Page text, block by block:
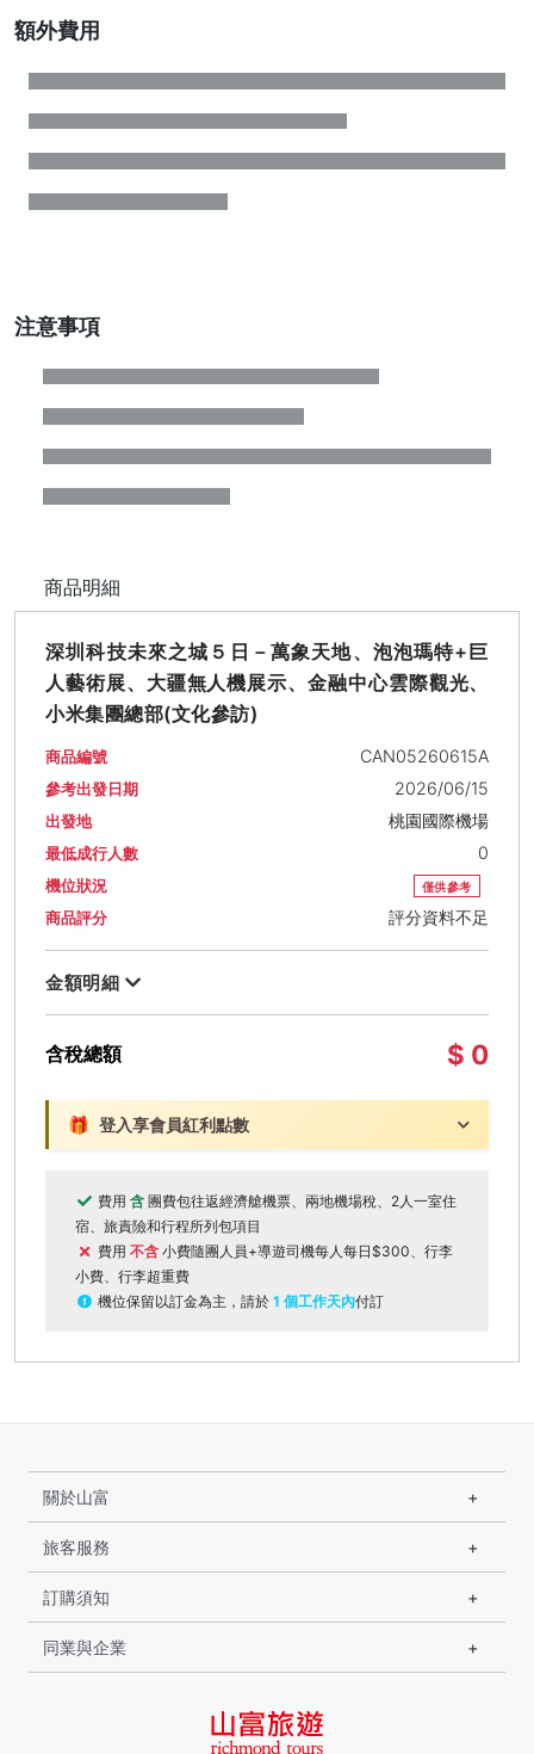
額外費用
注意事項
商品明細
深圳科技未來之城５日－萬象天地、泡泡瑪特+巨
人藝術展、大疆無人機展示、金融中心雲際觀光、
小米集團總部(文化參訪)
商品編號 CAN05260615A
參考出發日期 2026/06/15
出發地 桃園國際機場
最低成行人數 0
機位狀況 僅供參考
商品評分 評分資料不足
金額明細
含稅總額 $ 0
🎁 登入享會員紅利點數
費用 含 團費包往返經濟艙機票、兩地機場稅、2人一室住
宿、旅責險和行程所列包項目
費用 不含 小費隨團人員+導遊司機每人每日$300、行李
小費、行李超重費
機位保留以訂金為主，請於 1 個工作天內付訂
關於山富
旅客服務
訂購須知
同業與企業